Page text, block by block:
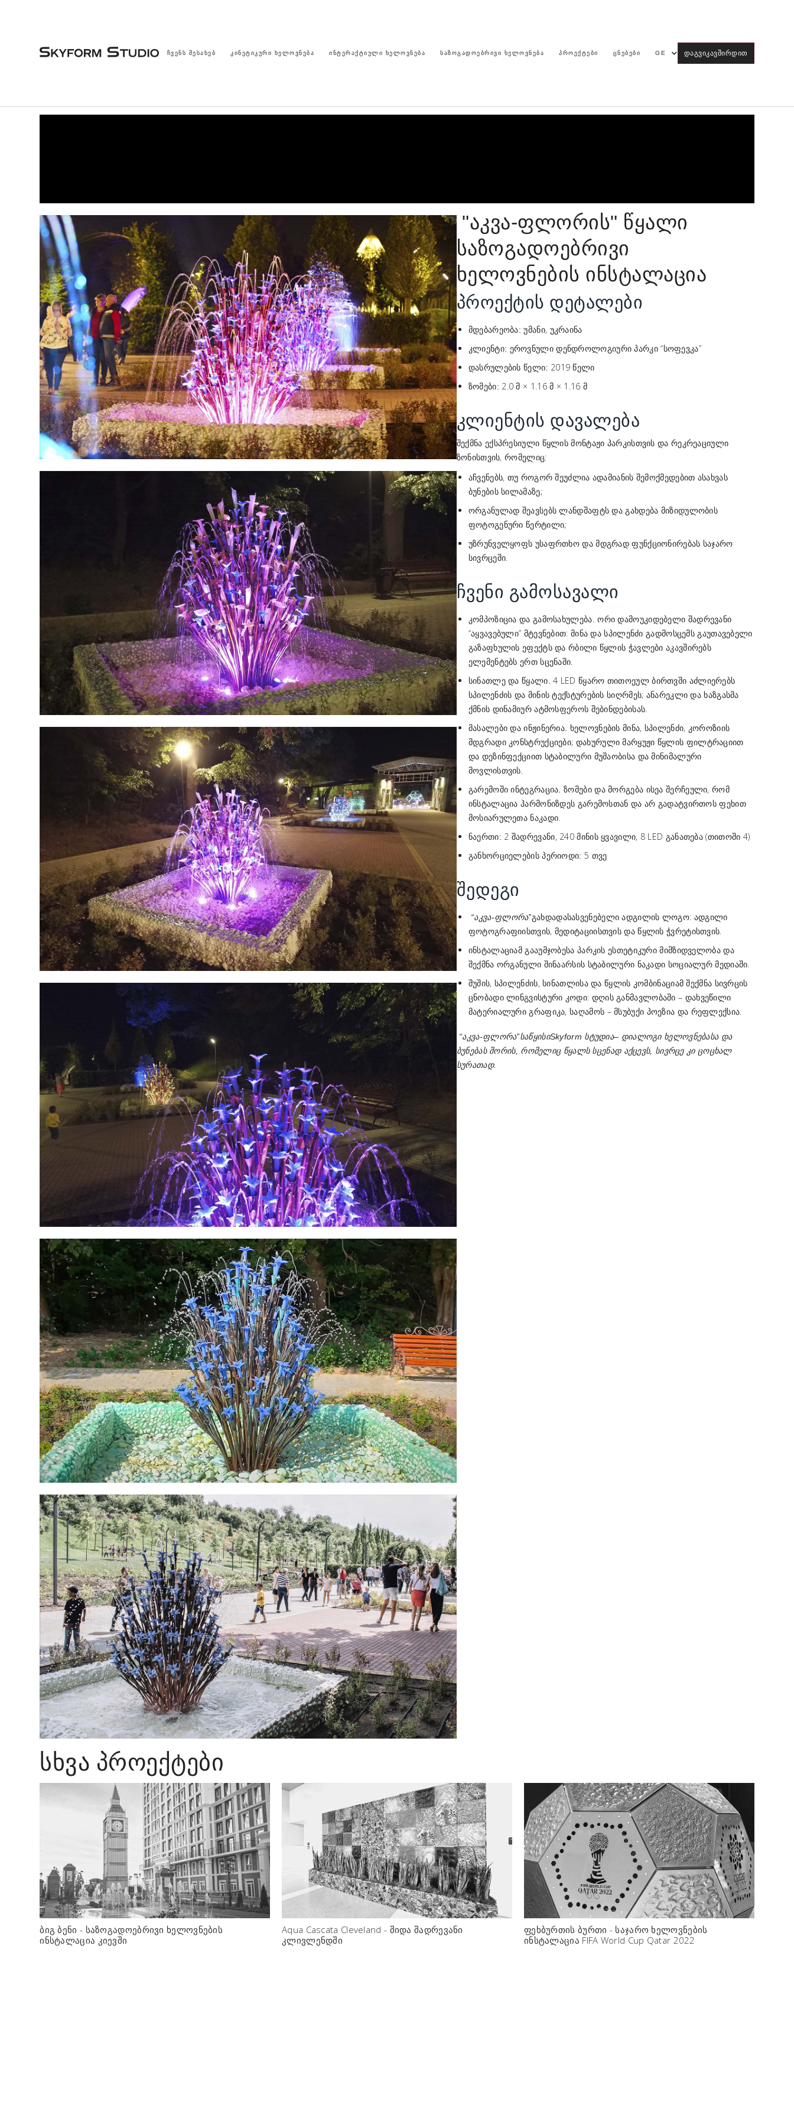
ᲩᲕᲔᲜᲡ ᲨᲔᲡᲐᲮᲔᲑ ᲙᲘᲜᲔᲢᲘᲙᲣᲠᲘ ᲮᲔᲚᲝᲕᲜᲔᲑᲐ ᲘᲜᲢᲔᲠᲐᲥᲢᲘᲣᲚᲘ ᲮᲔᲚᲝᲕᲜᲔᲑᲐ ᲡᲐᲖᲝᲒᲐᲓᲝᲔᲑᲠᲘᲕᲘ ᲮᲔᲚᲝᲕᲜᲔᲑᲐ ᲞᲠᲝᲔᲥᲢᲔᲑᲘ ᲪᲜᲔᲑᲔᲑᲘ GE ᲓᲐᲒᲕᲘᲙᲐᲕᲨᲘᲠᲓᲘᲗ
"აკვა-ფლორის" წყალი
საზოგადოებრივი
ხელოვნების ინსტალაცია
პროექტის დეტალები
მდებარეობა: უმანი, უკრაინა
კლიენტი: ეროვნული დენდროლოგიური პარკი “სოფევკა”
დასრულების წელი: 2019 წელი
ზომები: 2.0 მ × 1.16 მ × 1.16 მ
კლიენტის დავალება
შექმნა ექსპრესიული წყლის მონტაჟი პარკისთვის და რეკრეაციული
ზონისთვის, რომელიც:
აჩვენებს, თუ როგორ შეუძლია ადამიანის შემოქმედებით ასახვას
ბუნების სილამაზე;
ორგანულად შეავსებს ლანდშაფტს და გახდება მიზიდულობის
ფოტოგენური წერტილი;
უზრუნველყოფს უსაფრთხო და მდგრად ფუნქციონირებას საჯარო
სივრცეში.
ჩვენი გამოსავალი
კომპოზიცია და გამოსახულება. ორი დამოუკიდებელი შადრევანი
“აყვავებული” მტევნებით: მინა და სპილენძი გადმოსცემს გაუთავებელი
გაზაფხულის ეფექტს და რბილი წყლის ჭავლები აკავშირებს
ელემენტებს ერთ სცენაში.
სინათლე და წყალი. 4 LED წყარო თითოეულ ბირთვში აძლიერებს
სპილენძის და მინის ტექსტურების სიღრმეს; ანარეკლი და ხაზგასმა
ქმნის დინამიურ ატმოსფეროს შებინდებისას.
მასალები და ინჟინერია. ხელოვნების მინა, სპილენძი, კოროზიის
მდგრადი კონსტრუქციები; დახურული მარყუჟი წყლის ფილტრაციით
და დეზინფექციით სტაბილური მუშაობისა და მინიმალური
მოვლისთვის.
გარემოში ინტეგრაცია. ზომები და მორგება ისეა შერჩეული, რომ
ინსტალაცია ჰარმონიზდეს გარემოსთან და არ გადატვირთოს ფეხით
მოსიარულეთა ნაკადი.
ნაერთი: 2 შადრევანი, 240 მინის ყვავილი, 8 LED განათება (თითოში 4)
განხორციელების პერიოდი: 5 თვე
შედეგი
“აკვა-ფლორა”გახდადასასვენებელი ადგილის ლოგო: ადგილი
ფოტოგრაფიისთვის, მედიტაციისთვის და წყლის ჭვრეტისთვის.
ინსტალაციამ გააუმჯობესა პარკის ესთეტიკური მიმზიდველობა და
შექმნა ორგანული შინაარსის სტაბილური ნაკადი სოციალურ მედიაში.
შუშის, სპილენძის, სინათლისა და წყლის კომბინაციამ შექმნა სივრცის
ცნობადი ლინგვისტური კოდი: დღის განმავლობაში – დახვეწილი
მატერიალური გრაფიკა,საღამოს – მსუბუქი პოეზია და რეფლექსია.
“აკვა-ფლორა”საწყისიSkyform სტუდია– დიალოგი ხელოვნებასა და
ბუნებას შორის, რომელიც წყალს სცენად აქცევს, სივრცე კი ცოცხალ
სურათად.
ᲡᲮᲕᲐ ᲞᲠᲝᲔᲥᲢᲔᲑᲘ
ბიგ ბენი - საზოგადოებრივი ხელოვნების
ინსტალაცია კიევში
Aqua Cascata Cleveland - შიდა შადრევანი
კლივლენდში
ფეხბურთის ბურთი - საჯარო ხელოვნების
ინსტალაცია FIFA World Cup Qatar 2022